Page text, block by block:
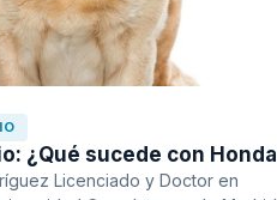
¿Qué sucede con
Licenciado y Doctor en